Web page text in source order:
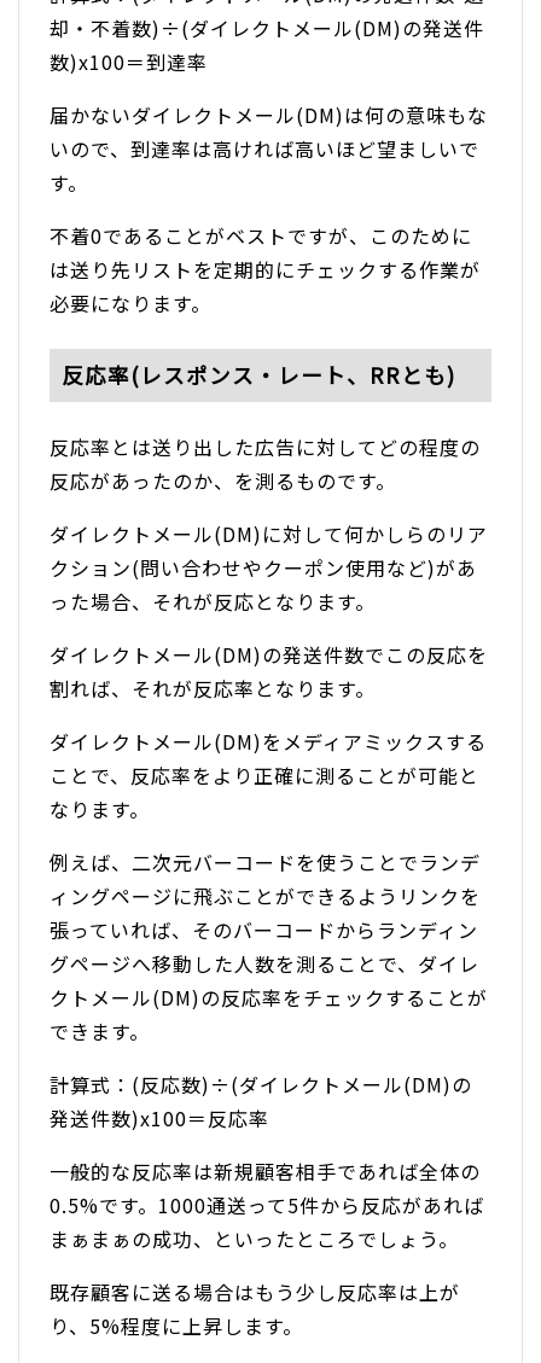
却・不着数)÷(ダイレクトメール(DM)の発送件
数)x100＝到達率
届かないダイレクトメール(DM)は何の意味もな
いので、到達率は高ければ高いほど望ましいで
す。
不着0であることがベストですが、このために
は送り先リストを定期的にチェックする作業が
必要になります。
反応率(レスポンス・レート、RRとも)
反応率とは送り出した広告に対してどの程度の
反応があったのか、を測るものです。
ダイレクトメール(DM)に対して何かしらのリア
クション(問い合わせやクーポン使用など)があ
った場合、それが反応となります。
ダイレクトメール(DM)の発送件数でこの反応を
割れば、それが反応率となります。
ダイレクトメール(DM)をメディアミックスする
ことで、反応率をより正確に測ることが可能と
なります。
例えば、二次元バーコードを使うことでランデ
ィングページに飛ぶことができるようリンクを
張っていれば、そのバーコードからランディン
グページへ移動した人数を測ることで、ダイレ
クトメール(DM)の反応率をチェックすることが
できます。
計算式：(反応数)÷(ダイレクトメール(DM)の
発送件数)x100＝反応率
一般的な反応率は新規顧客相手であれば全体の
0.5%です。1000通送って5件から反応があれば
まぁまぁの成功、といったところでしょう。
既存顧客に送る場合はもう少し反応率は上が
り、5%程度に上昇します。